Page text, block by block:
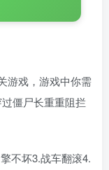
游戏，游戏中你需
僵尸长重重阻拦
不坏3.战车翻滚4.